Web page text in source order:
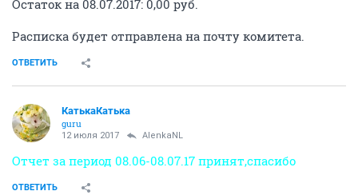
Остаток на 08.07.2017: 0,00 руб.
Расписка будет отправлена на почту комитета.
ОТВЕТИТЬ
КатькаКатька
guru
12 июля 2017 AlenkaNL
Отчет за период 08.06-08.07.17 принят,спасибо
ОТВЕТИТЬ